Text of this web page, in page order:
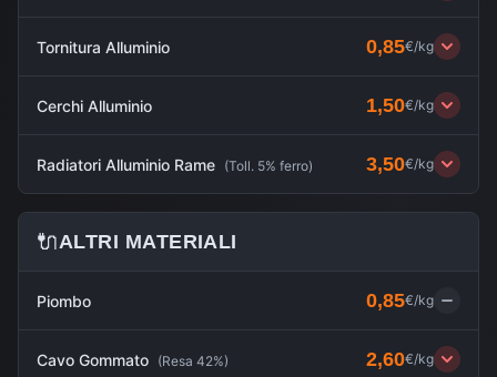
Tornitura Alluminio 0,85€/kg
Cerchi Alluminio 1,50€/kg
Radiatori Alluminio Rame (Toll. 5% ferro) 3,50€/kg
🔌ALTRI MATERIALI
Piombo 0,85€/kg
Cavo Gommato (Resa 42%) 2,60€/kg